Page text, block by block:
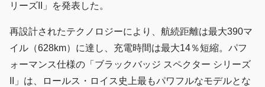
リーズII」を発表した。
再設計されたテクノロジーにより、航続距離は最大390マ
イル（628km）に達し、充電時間は最大14％短縮。パフ
ォーマンス仕様の「ブラックバッジ スペクター シリーズ
II」は、ロールス・ロイス史上最もパワフルなモデルとな